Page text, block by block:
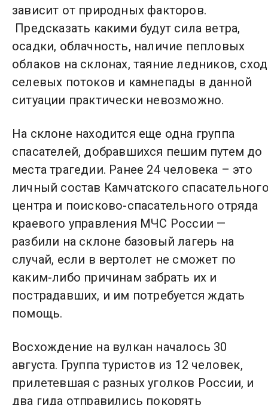
зависит от природных факторов.
Предсказать какими будут сила ветра,
осадки, облачность, наличие пепловых
облаков на склонах, таяние ледников, сход
селевых потоков и камнепады в данной
ситуации практически невозможно.
На склоне находится еще одна группа
спасателей, добравшихся пешим путем до
места трагедии. Ранее 24 человека – это
личный состав Камчатского
центра и поисково-спасательного отряда
краевого управления МЧС России —
разбили на склоне базовый лагерь на
случай, если в вертолет не сможет по
каким-либо причинам забрать их и
пострадавших, и им потребуется ждать
помощь.
Восхождение на вулкан началось 30
августа. Группа туристов из 12 человек,
прилетевшая с разных уголков России, и
два гида отправились покорять